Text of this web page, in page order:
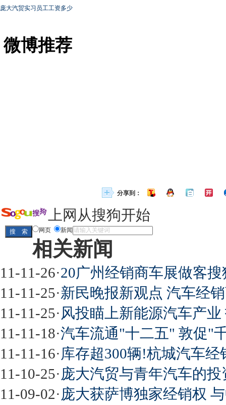
庞大汽贸实习员工工资多少
微博推荐
分享到：
上网从搜狗开始
网页 新闻
相关新闻
11-11-26·20广州经销商车展做客
11-11-25·新民晚报新观点 汽车经
11-11-25· 风投瞄上新能源汽车产
11-11-18·汽车流通"十二五" 敦促"
11-11-16·库存超300辆!杭城汽车
11-10-25·庞大汽贸与青年汽车的
11-09-02·庞大获萨博独家经销权